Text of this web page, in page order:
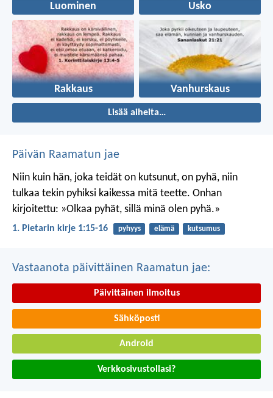
Luominen Usko
Rakkaus Vanhurskaus
Lisää aiheita…
Päivän Raamatun jae
Niin kuin hän, joka teidät on kutsunut, on pyhä, niin
tulkaa tekin pyhiksi kaikessa mitä teette. Onhan
kirjoitettu: »Olkaa pyhät, sillä minä olen pyhä.»
1. Pietarin kirje 1:15-16 pyhyys elämä kutsumus
Vastaanota päivittäinen Raamatun jae:
Päivittäinen ilmoitus
Sähköposti
Android
Verkkosivustollasi?